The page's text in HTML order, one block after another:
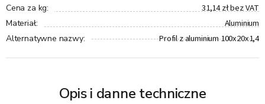
Cena za kg: 31,14 zł bez VAT
Materiał: Aluminium
Alternatywne nazwy: Profil z aluminium 100x20x1,4
Opis i danne techniczne